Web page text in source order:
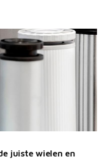
juiste wielen en